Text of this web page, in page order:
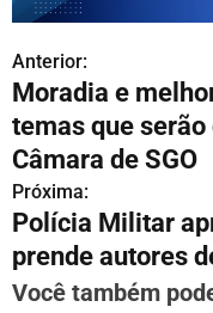
N
a
v
e
g
a
Anterior:
Moradia e
temas que
Câmara de SGO
Próxima:
Polícia Militar
prende autores
Você também